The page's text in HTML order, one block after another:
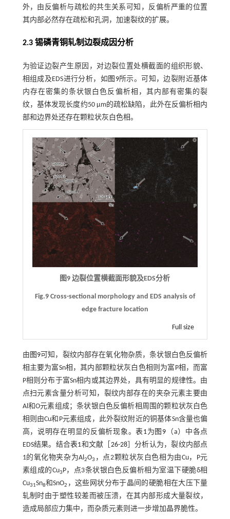
外，由反偏析与疏松的共生关系可知，反偏析严重的位置
其内部必然存在疏松和孔洞，加速裂纹的扩展。
2.3 锡磷青铜轧制边裂成因分析
为验证边裂产生原因，对边裂位置处横截面的组织形貌、
相组成及EDS进行分析，如 图9所示。可知，边裂附近基体
内存在密集的条状银白色反偏析相，其内部有密集的裂
纹，基体发现长度约50 μm的疏松缺陷，此外在反偏析相内
部和边界处还存在颗粒状灰白色相。
图9 边裂位置横截面形貌及EDS分析
Fig.9 Cross-sectional morphology and EDS analysis of
edge fracture location
Full size
由 图9可知，裂纹内部存在氧化物杂质，条状银白色反偏析
相主要为富Sn相，其内部颗粒状灰白色相则为富P相，而富
P相则分布于富Sn相内或其边界处，具有明显的规律性。由
点扫元素含量分析可知，裂纹内部存在的夹杂元素主要由
Al和O元素组成；条状银白色反偏析相周围的颗粒状灰白色
相则由Cu和P元素组成，此外裂纹附近的铜基体Sn含量也偏
高，说明存在明显的反偏析现象。表1为 图9 （a）中各点
EDS结果。结合表1和文献［ 26-28］分析认为，裂纹内部点
1的氧化物夹杂为Al2O3 ，点2颗粒状灰白色相为由Cu，P元
素组成的Cu3P，点3条状银白色反偏析相为室温下硬脆δ相
Cu31Sn8和SnO2 ，这些网状分布于晶间的硬脆相在大压下量
轧制时由于塑性较差而被压溃，在其内部形成大量裂纹，
造成局部应力集中，而杂质元素则进一步增加晶界脆性。